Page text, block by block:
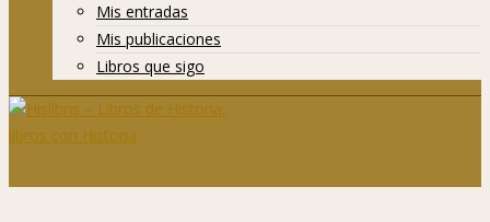
Mis entradas
Mis publicaciones
Libros que sigo